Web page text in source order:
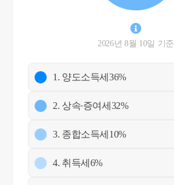
2026년 8월 10일 기준
1. 양도소득세36%
2. 상속∙증여세 32%
3. 종합소득세 10%
4. 취득세 6%